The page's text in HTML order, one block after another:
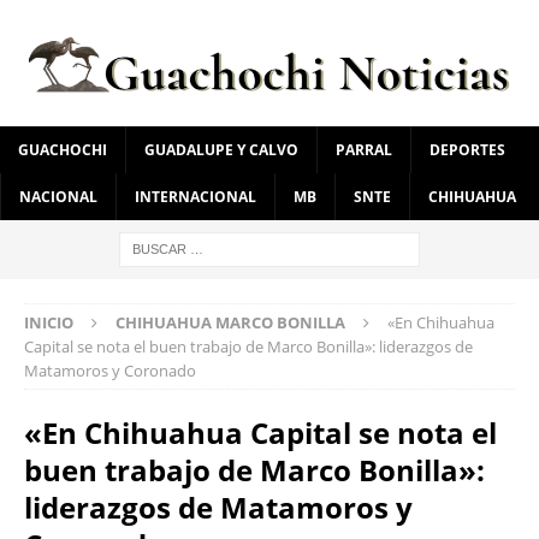
GUACHOCHI GUADALUPE Y CALVO PARRAL DEPORTES
NACIONAL INTERNACIONAL MB SNTE CHIHUAHUA
INICIO CHIHUAHUA MARCO BONILLA
«En Chihuahua
Capital se nota el buen trabajo de Marco Bonilla»: liderazgos de
Matamoros y Coronado
«En Chihuahua Capital se nota el
buen trabajo de Marco Bonilla»:
liderazgos de Matamoros y